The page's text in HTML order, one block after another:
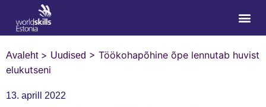
Avaleht> Uudised > Töökohapõhine õpe lennutab huvist
elukutseni
13. aprill 2022